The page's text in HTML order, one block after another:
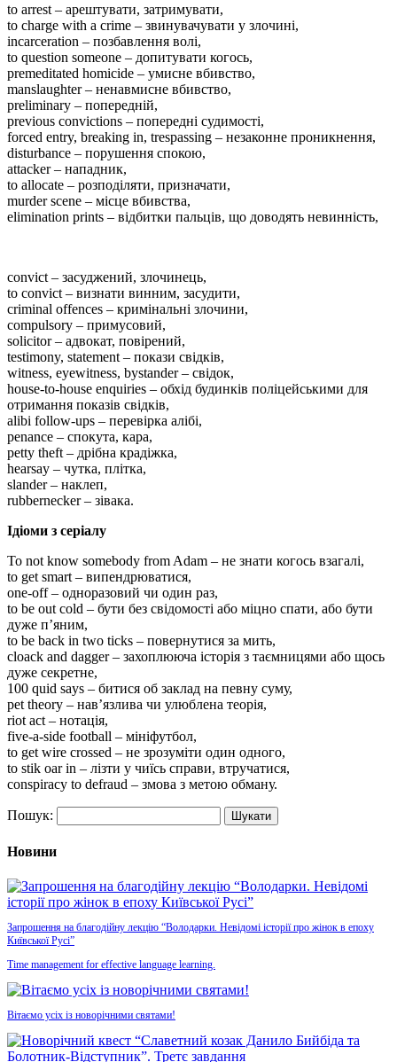
to arrest – арештувати, затримувати,
to charge with a crime – звинувачувати у злочині,
incarceration – позбавлення волі,
to question someone – допитувати когось,
premeditated homicide – умисне вбивство,
manslaughter – ненавмисне вбивство,
preliminary – попередній,
previous convictions – попередні судимості,
forced entry, breaking in, trespassing – незаконне проникнення,
disturbance – порушення спокою,
attacker – нападник,
to allocate – розподіляти, призначати,
murder scene – місце вбивства,
elimination prints – відбитки пальців, що доводять невинність,
convict – засуджений, злочинець,
to convict – визнати винним, засудити,
criminal offences – кримінальні злочини,
compulsory – примусовий,
solicitor – адвокат, повірений,
testimony, statement – покази свідків,
witness, eyewitness, bystander – свідок,
house-to-house enquiries – обхід будинків поліцейськими для
отримання показів свідків,
alibi follow-ups – перевірка алібі,
penance – спокута, кара,
petty theft – дрібна крадіжка,
hearsay – чутка, плітка,
slander – наклеп,
rubbernecker – зівака.
Ідіоми з серіалу
To not know somebody from Adam – не знати когось взагалі,
to get smart – випендрюватися,
one-off – одноразовий чи один раз,
to be out cold – бути без свідомості або міцно спати, або бути
дуже п’яним,
to be back in two ticks – повернутися за мить,
cloack and dagger – захоплююча історія з таємницями або щось
дуже секретне,
100 quid says – битися об заклад на певну суму,
pet theory – нав’язлива чи улюблена теорія,
riot act – нотація,
five-a-side football – мініфутбол,
to get wire crossed – не зрозуміти один одного,
to stik oar in – лізти у чиїсь справи, втручатися,
сonspiracy to defraud – змова з метою обману.
Пошук:
Новини
Запрошення на благодійну лекцію “Володарки. Невідомі історії про жінок в епоху
Київської Русі”
Time management for effective language learning.
Вітаємо усіх із новорічними святами!